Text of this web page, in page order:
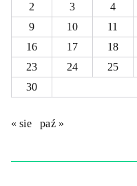
2
3 4
9
10 11
16
17 18
23
24 25
30
« sie paź »